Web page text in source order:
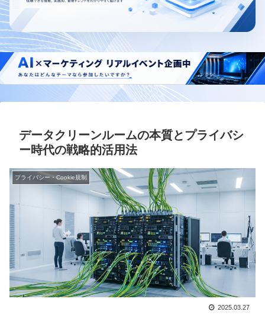
データクリーンルームの本質とプライバシ
ー時代の戦略的活用法
プライバシー・Cookie規制
2025.03.27